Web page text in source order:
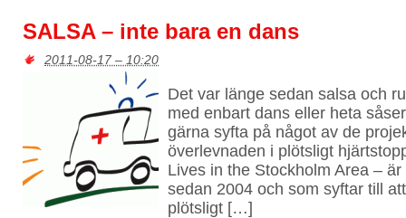
SALSA – inte bara en dans
2011-08-17 – 10:20
Det var länge sedan salsa och
med enbart dans eller heta
gärna syfta på något av de
överlevnaden i plötsligt
Lives in the Stockholm Area –
sedan 2004 och som syftar till
plötsligt […]